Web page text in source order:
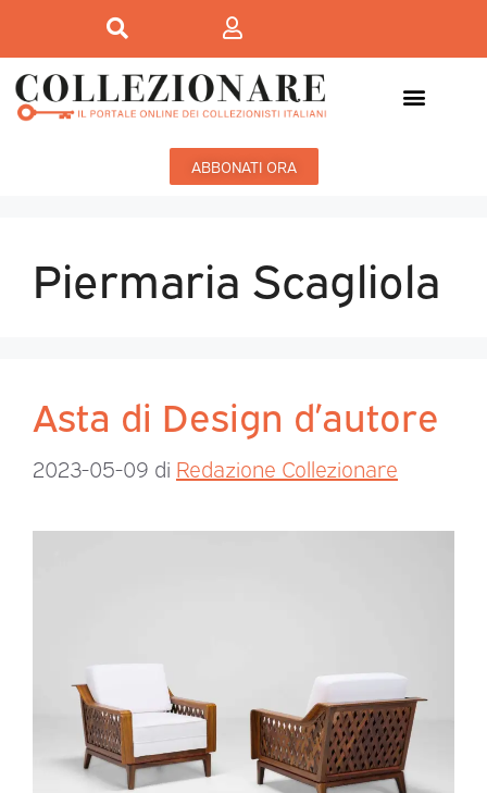
ABBONATI ORA
Piermaria Scagliola
Asta di Design d’autore
2023-05-09 di Redazione Collezionare